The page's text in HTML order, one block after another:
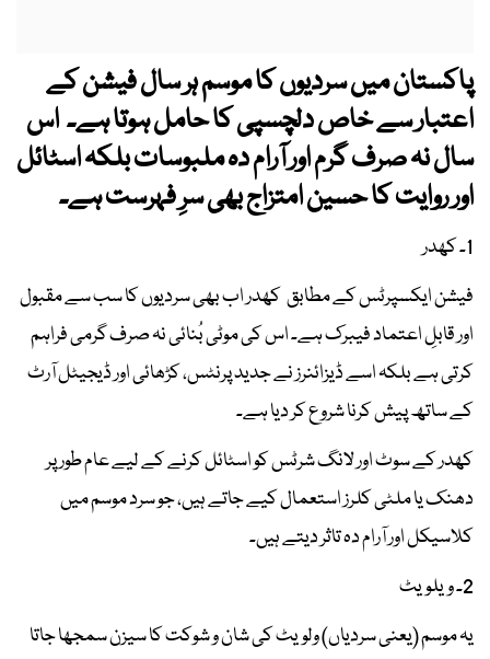
پاکستان میں سردیوں کا موسم ہر سال فیشن کے
اعتبار سے خاص دلچسپی کا حامل ہوتا ہے۔ اس
سال نہ صرف گرم اور آرام دہ ملبوسات بلکہ اسٹائل
اور روایت کا حسین امتزاج بھی سرِ فہرست ہے۔
1۔ کھدر
فیشن ایکسپرٹس کے مطابق کھدر اب بھی سردیوں کا سب سے مقبول
اور قابلِ اعتماد فیبرک ہے۔ اس کی موٹی بُنائی نہ صرف گرمی فراہم
کرتی ہے بلکہ اسے ڈیزائنرز نے جدید پرنٹس، کڑھائی اور ڈیجیٹل آرٹ
کے ساتھ پیش کرنا شروع کر دیا ہے۔
کھدر کے سوٹ اور لانگ شرٹس کو اسٹائل کرنے کے لیے عام طور پر
دھنک یا ملٹی کلرز استعمال کیے جاتے ہیں، جو سرد موسم میں
کلاسیکل اور آرام دہ تاثر دیتے ہیں۔
2۔ ویلویٹ
یہ موسم (یعنی سردیاں) ولویٹ کی شان و شوکت کا سیزن سمجھا جاتا